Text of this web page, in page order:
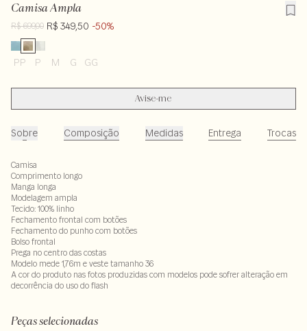
Camisa Ampla
R$ 699,00 R$ 349,50 -50%
PP P M G GG
Avise-me
Sobre Composição Medidas Entrega Trocas
Camisa
Comprimento longo
Manga longa
Modelagem ampla
Tecido: 100% linho
Fechamento frontal com botões
Fechamento do punho com botões
Bolso frontal
Prega no centro das costas
Modelo mede 1,76m e veste tamanho 36
A cor do produto nas fotos produzidas com modelos pode sofrer alteração em
decorrência do uso do flash
Peças selecionadas